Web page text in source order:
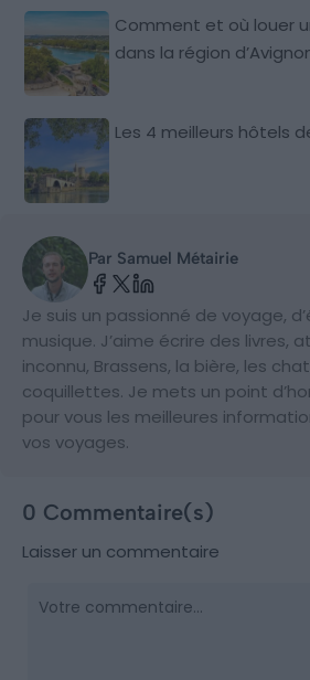
Comment et où louer
dans la région
Les 4 meilleurs hôtels
Par Samuel Métairie
Je suis un passionné de voyage,
musique. J’aime écrire des livres,
inconnu, Brassens, la bière, les
coquillettes. Je mets un point
pour vous les meilleures
vos voyages.
0 Commentaire(s)
Laisser un commentaire